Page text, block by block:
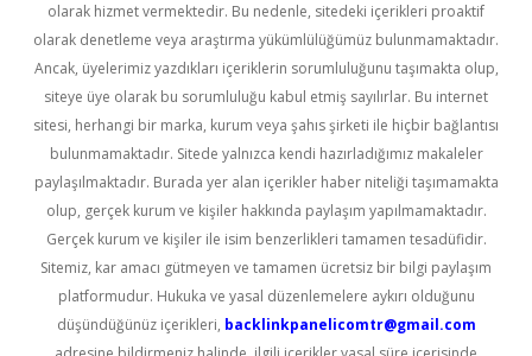
olarak hizmet vermektedir. Bu nedenle, sitedeki içerikleri proaktif
olarak denetleme veya araştırma yükümlülüğümüz bulunmamaktadır.
Ancak, üyelerimiz yazdıkları içeriklerin sorumluluğunu taşımakta olup,
siteye üye olarak bu sorumluluğu kabul etmiş sayılırlar. Bu internet
sitesi, herhangi bir marka, kurum veya şahıs şirketi ile hiçbir bağlantısı
bulunmamaktadır. Sitede yalnızca kendi hazırladığımız makaleler
paylaşılmaktadır. Burada yer alan içerikler haber niteliği taşımamakta
olup, gerçek kurum ve kişiler hakkında paylaşım yapılmamaktadır.
Gerçek kurum ve kişiler ile isim benzerlikleri tamamen tesadüfidir.
Sitemiz, kar amacı gütmeyen ve tamamen ücretsiz bir bilgi paylaşım
platformudur. Hukuka ve yasal düzenlemelere aykırı olduğunu
düşündüğünüz içerikleri, backlinkpanelicomtr@gmail.com